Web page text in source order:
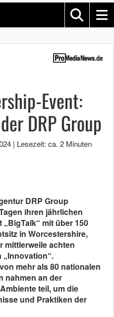
Event:
DRP Group
| Lesezeit: ca. 2 Minuten
DRP Group
ihren jährlichen
mit über 150
in Worcestershire,
mittlerweile achten
„Innovation“.
mehr als 80 nationalen
nahmen an der
teil, um die
und Praktiken der